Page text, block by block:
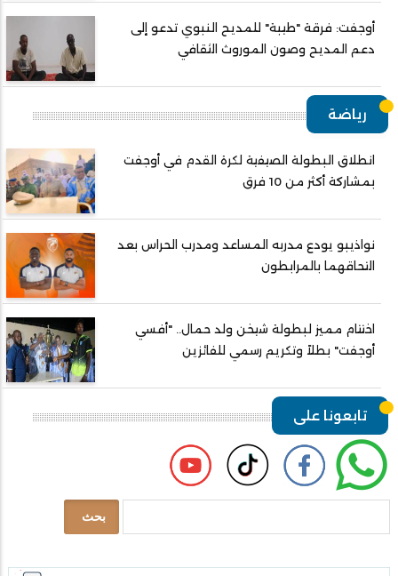
أوجفت: فرقة "طيبة" للمديح النبوي تدعو إلى
دعم المديح وصون الموروث الثقافي
رياضة
انطلاق البطولة الصيفية لكرة القدم في أوجفت
بمشاركة أكثر من 10 فرق
نواذيبو يودع مدربه المساعد ومدرب الحراس بعد
التحاقهما بالمرابطون
اختتام مميز لبطولة شيخن ولد حمال.. "أفسي
أوجفت" بطلاً وتكريم رسمي للفائزين
تابعونا على